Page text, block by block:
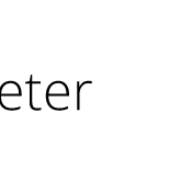
eller -
eller -